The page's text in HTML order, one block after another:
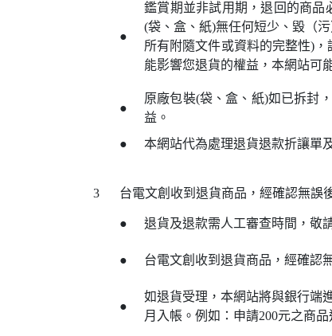
●
鑑賞期並非試用期，退回的商品
(袋、盒、紙)無任何短少、毀（
所有附隨文件或資料的完整性)
能影響您退貨的權益，本網站可
●
原廠包裝(袋、盒、紙)如已拆封
益。
●
本網站代為處理退貨退款折讓單
3 台電文創收到退貨商品，經確認無誤
● 退貨及退款需人工審查時間，敬
● 台電文創收到退貨商品，經確認
●
如退貨受理，本網站將與銀行端
月入帳。例如：申請200元之商